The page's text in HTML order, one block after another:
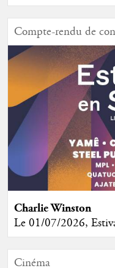
Compte-rendu de
Charlie Winston
Le 01/07/2026,
Cinéma